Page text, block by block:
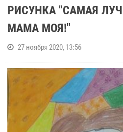
РИСУНКА "САМАЯ
МАМА МОЯ!"
27 ноября 2020, 13:56